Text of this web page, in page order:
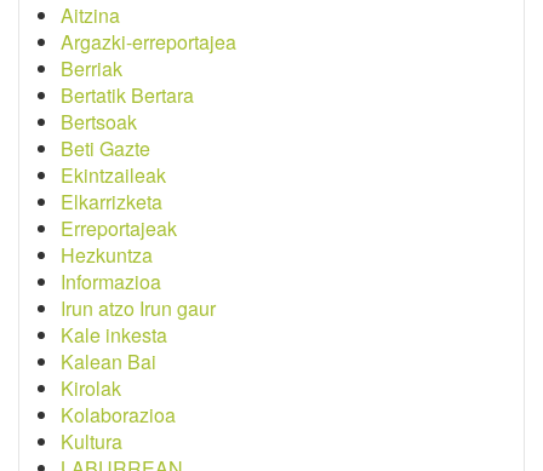
Aitzina
Argazki-erreportajea
Berriak
Bertatik Bertara
Bertsoak
Beti Gazte
Ekintzaileak
Elkarrizketa
Erreportajeak
Hezkuntza
Informazioa
Irun atzo Irun gaur
Kale inkesta
Kalean Bai
Kirolak
Kolaborazioa
Kultura